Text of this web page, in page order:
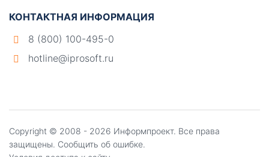
КОНТАКТНАЯ ИНФОРМАЦИЯ
8 (800) 100-495-0
hotline@iprosoft.ru
Copyright © 2008 - 2026 Информпроект. Все права
защищены. Сообщить об ошибке.